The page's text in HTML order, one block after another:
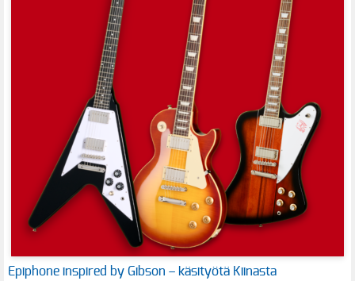
Epiphone inspired by Gibson – käsityötä Kiinasta